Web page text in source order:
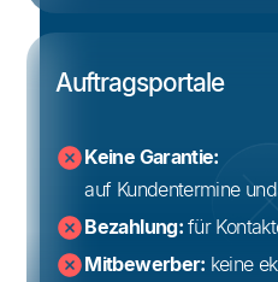
Auftragsportale
Keine Garantie:
auf Kundentermine
Bezahlung: für
Mitbewerber: keine